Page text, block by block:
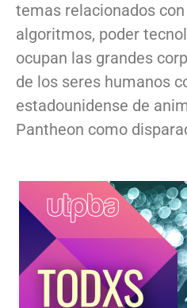
temas relacionados
algoritmos, poder
ocupan las grandes
de los seres humanos
estadounidense de
Pantheon como